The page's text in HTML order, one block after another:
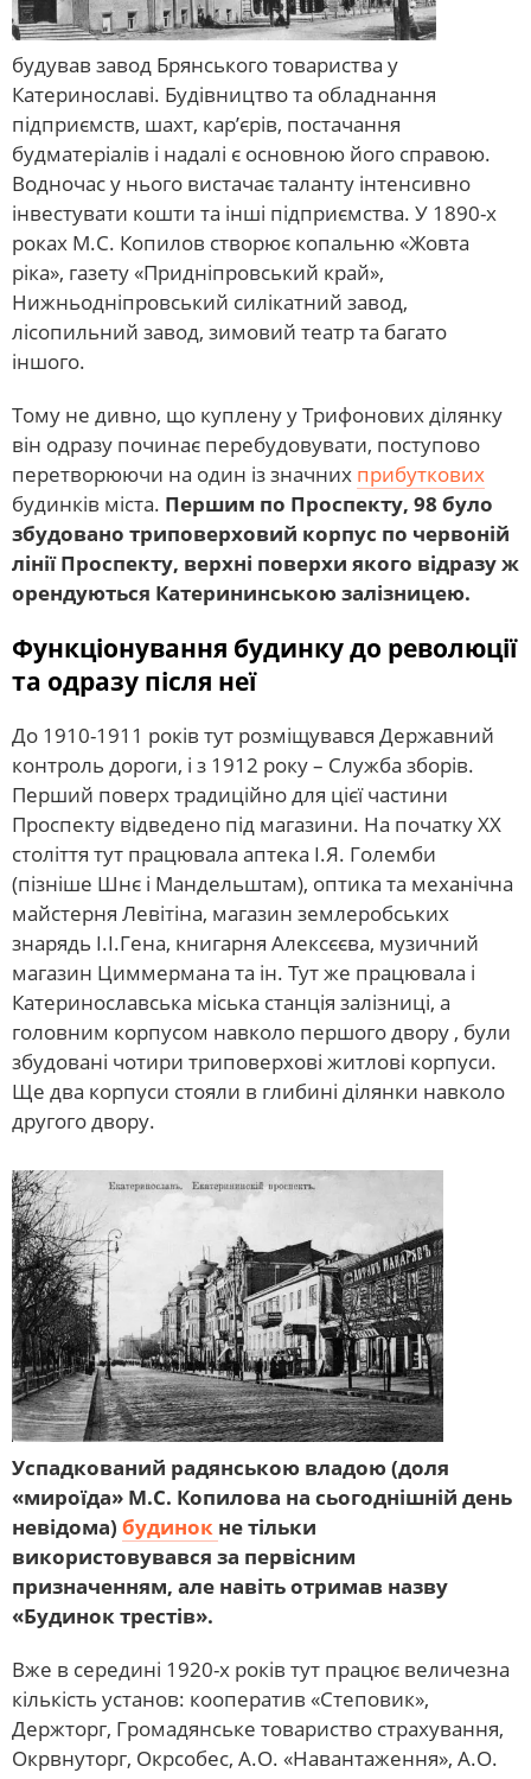
будував завод Брянського товариства у
Катеринославі. Будівництво та обладнання
підприємств, шахт, кар’єрів, постачання
будматеріалів і надалі є основною його справою.
Водночас у нього вистачає таланту інтенсивно
інвестувати кошти та інші підприємства. У 1890-х
роках М.С. Копилов створює копальню «Жовта
ріка», газету «Придніпровський край»,
Нижньодніпровський силікатний завод,
лісопильний завод, зимовий театр та багато
іншого.
Тому не дивно, що куплену у Трифонових ділянку
він одразу починає перебудовувати, поступово
перетворюючи на один із значних прибуткових
будинків міста. Першим по Проспекту, 98 було
збудовано триповерховий корпус по червоній
лінії Проспекту, верхні поверхи якого відразу ж
орендуються Катерининською залізницею.
Функціонування будинку до революції
та одразу після неї
До 1910-1911 років тут розміщувався Державний
контроль дороги, і з 1912 року – Служба зборів.
Перший поверх традиційно для цієї частини
Проспекту відведено під магазини. На початку ХХ
століття тут працювала аптека І.Я. Големби
(пізніше Шнє і Мандельштам), оптика та механічна
майстерня Левітіна, магазин землеробських
знарядь І.І.Гена, книгарня Алексєєва, музичний
магазин Циммермана та ін. Тут же працювала і
Катеринославська міська станція залізниці, а
головним корпусом навколо першого двору , були
збудовані чотири триповерхові житлові корпуси.
Ще два корпуси стояли в глибині ділянки навколо
другого двору.
Успадкований радянською владою (доля
«мироїда» М.С. Копилова на сьогоднішній день
невідома) будинок не тільки
використовувався за первісним
призначенням, але навіть отримав назву
«Будинок трестів».
Вже в середині 1920-х років тут працює величезна
кількість установ: кооператив «Степовик»,
Держторг, Громадянське товариство страхування,
Окрвнуторг, Окрсобес, А.О. «Навантаження», А.О.